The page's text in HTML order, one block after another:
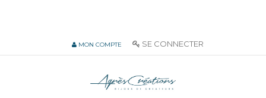
MON COMPTE SE CONNECTER